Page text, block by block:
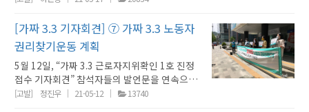
린 한 장례식장의 얘기를 하고자 한다. 강북 최대
규모의 ㄷ장례식장은 여느 장례식장처럼 빈소와
매점, 식당 등으로 이루어져 있다. ㄷ장례식장의
노동자들은 ‘장례’라는 하나의 의식을 위해 뒤섞
여 일하지만, 사업주는 장례식장의 노동자에게
5인 미만 사업장이라 주장했다. 장례식장, 매점,
만 사업장 노동자들이 적용 제외되는 대표적인
근로기준법 조항은 △부당해고 제한 및 해고 서
면통지(제23조 및 제27조) △부당해고 구제 신
청(제28조), △휴업 수당(제46조) △연장·야간
·휴일 가산수당 적용(제56조) △연차 휴가(제
60조) 등이 있다. 5인 미만 사업장 노동자들에게
[가짜 3.3 기자회견] ⑦ 가짜 3.3 노동자
권리찾기운동 계획
5월 12일, “가짜 3.3 근로자지위확인 1호 진정
접수 기자회견” 참석자들의 발언문을 연속으로
게재합니다. ① [현황 발표] 가짜 5인미만 공동
[고발] 정진우 21-05-12 13740